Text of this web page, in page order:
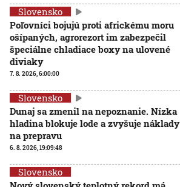
Slovensko
Poľovníci bojujú proti africkému moru
ošípaných, agrorezort im zabezpečil
špeciálne chladiace boxy na ulovené
diviaky
7. 8. 2026, 6:00:00
Slovensko
Dunaj sa zmenil na nepoznanie. Nízka
hladina blokuje lode a zvyšuje náklady
na prepravu
6. 8. 2026, 19:09:48
Slovensko